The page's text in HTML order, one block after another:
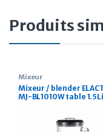
Produits
Mixeur
Mixeur / blender
MJ-BL1010W table